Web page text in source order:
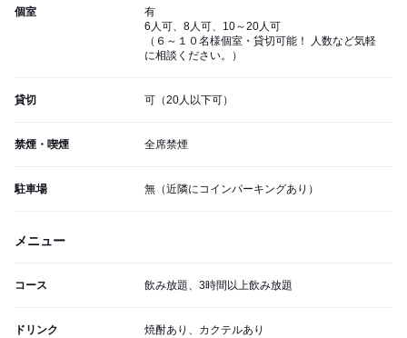
個室
有
6人可、8人可、10～20人可
（６～１０名様個室・貸切可能！ 人数など気軽
に相談ください。）
貸切 可（20人以下可）
禁煙・喫煙 全席禁煙
駐車場 無（近隣にコインパーキングあり）
メニュー
コース 飲み放題、3時間以上飲み放題
ドリンク 焼酎あり、カクテルあり